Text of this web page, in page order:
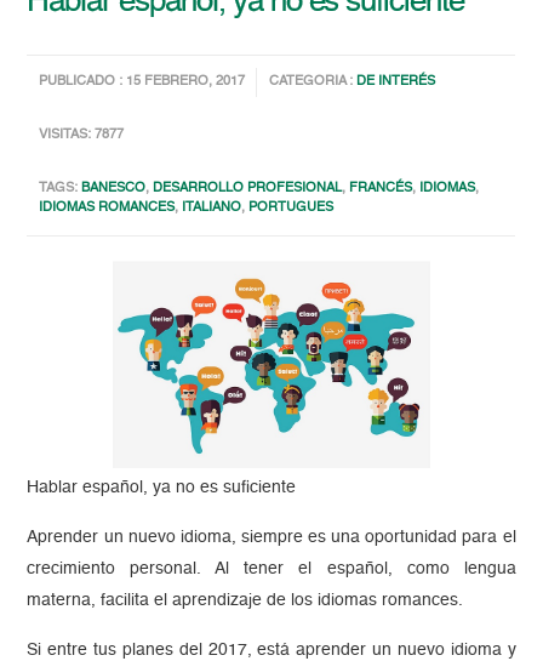
PUBLICADO : 15 FEBRERO, 2017 CATEGORIA :DE INTERÉS
VISITAS: 7877
TAGS:BANESCO,DESARROLLO PROFESIONAL, FRANCÉS, IDIOMAS,
IDIOMAS ROMANCES, ITALIANO, PORTUGUES
Hablar español, ya no es suficiente
Aprender un nuevo idioma, siempre es una oportunidad para el
crecimiento personal. Al tener el español, como lengua
materna, facilita el aprendizaje de los idiomas romances.
Si entre tus planes del 2017, está aprender un nuevo idioma y